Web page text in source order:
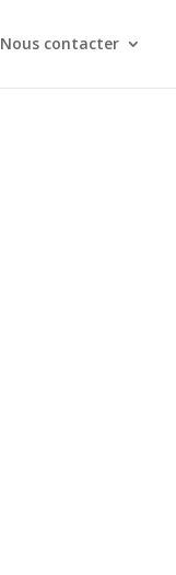
Nous contacter